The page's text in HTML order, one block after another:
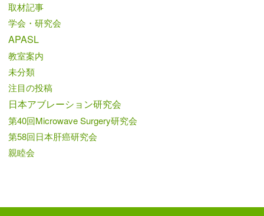
取材記事
学会・研究会
APASL
教室案内
未分類
注目の投稿
日本アブレーション研究会
第40回Microwave Surgery研究会
第58回日本肝癌研究会
親睦会